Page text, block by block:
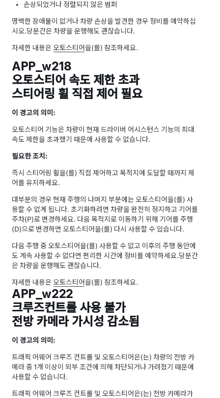
손상되었거나 정렬되지 않은 범퍼
명백한 장애물이 없거나 차량 손상을 발견한 경우 정비를 예약하십
시오.당분간은 차량을 운행해도 괜찮습니다.
자세한 내용은오토스티어을(를) 참조하세요.
APP_w218
오토스티어 속도 제한 초과
스티어링 휠 직접 제어 필요
이 경고의 의미:
오토스티어 기능은 차량이 현재 드라이버 어시스턴스 기능의 최대
속도 제한을 초과했기 때문에 사용할 수 없습니다.
필요한 조치:
즉시 스티어링 휠을(를) 직접 제어하고 목적지에 도달할 때까지 제
어를 유지하세요.
대부분의 경우 현재 주행의 나머지 부분에는오토스티어을(를) 사
용할 수 없게 됩니다. 초기화하려면 차량을 완전히 정지하고 기어를
주차(P)로 변경하세요. 다음 목적지로 이동하기 위해 기어를 주행
(D)으로 변경하면 오토스티어을(를) 다시 사용할 수 있습니다.
다음 주행 중 오토스티어을(를) 사용할 수 없고 이후의 주행 동안에
도 계속 사용할 수 없다면 편리한 시간에 정비를 예약하세요.당분간
은 차량을 운행해도 괜찮습니다.
자세한 내용은오토스티어을(를) 참조하세요.
APP_w222
크루즈컨트롤 사용 불가
전방 카메라 가시성 감소됨
이 경고의 의미:
트래픽 어웨어 크루즈 컨트롤 및 오토스티어은(는) 차량의 전방 카
메라 중 1개 이상이 외부 조건에 의해 차단되거나 가려졌기 때문에
사용할 수 없습니다.
트래픽 어웨어 크루즈 컨트롤 및 오토스티어은(는) 전방 카메라가